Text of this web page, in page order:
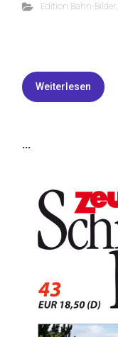
Edition Bahn-Bilder,
Weiterlesen
...